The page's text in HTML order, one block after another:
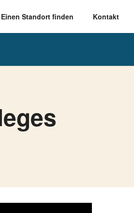
Einen Standort finden Kontakt